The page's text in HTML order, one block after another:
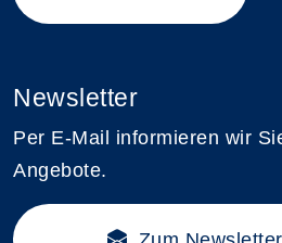
Newsletter
Per E-Mail informieren wir
Angebote.